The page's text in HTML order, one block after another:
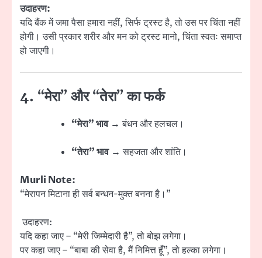
उदाहरण:
यदि बैंक में जमा पैसा हमारा नहीं, सिर्फ ट्रस्ट है, तो उस पर चिंता नहीं
होगी। उसी प्रकार शरीर और मन को ट्रस्ट मानो, चिंता स्वतः समाप्त
हो जाएगी।
4. “मेरा” और “तेरा” का फर्क
“मेरा” भाव→ बंधन और हलचल।
“तेरा” भाव→ सहजता और शांति।
Murli Note:
“मेरापन मिटाना ही सर्व बन्धन-मुक्त बनना है।”
उदाहरण:
यदि कहा जाए – “मेरी जिम्मेदारी है”, तो बोझ लगेगा।
पर कहा जाए – “बाबा की सेवा है, मैं निमित्त हूँ”, तो हल्का लगेगा।